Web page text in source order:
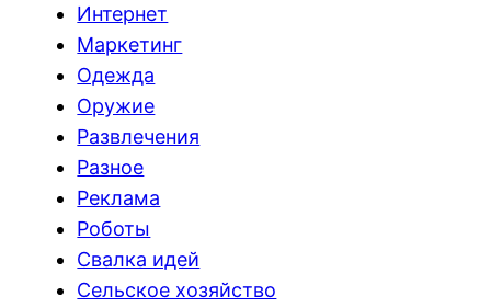
Интернет
Маркетинг
Одежда
Оружие
Развлечения
Разное
Реклама
Роботы
Свалка идей
Сельское хозяйство